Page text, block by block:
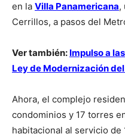
en la Villa Panamericana,
Cerrillos, a pasos del
Ver también: Impulso a
Ley de Modernización
Ahora, el complejo
condominios y 17 torres
habitacional al servicio de